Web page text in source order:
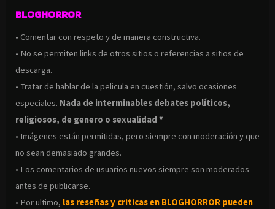
BLOGHORROR
• Comentar con respeto y de manera constructiva.
• No se permiten links de otros sitios o referencias a sitios de
descarga.
• Tratar de hablar de la pelicula en cuestión, salvo ocasiones
especiales. Nada de interminables debates políticos,
religiosos, de genero o sexualidad *
• Imágenes están permitidas, pero siempre con moderación y que
no sean demasiado grandes.
• Los comentarios de usuarios nuevos siempre son moderados
antes de publicarse.
• Por ultimo, las reseñas y criticas en BLOGHORROR pueden